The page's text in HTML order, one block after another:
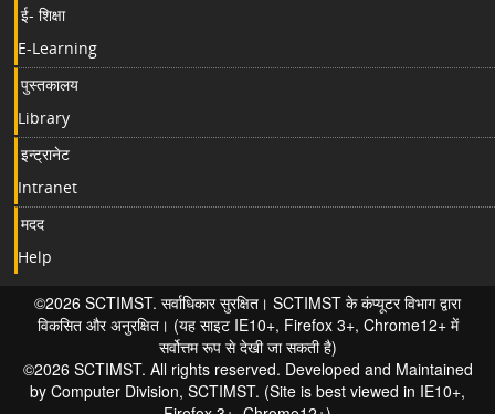
ई- शिक्षा
E-Learning
पुस्तकालय
Library
इन्ट्रानेट
Intranet
मदद
Help
©2026 SCTIMST. सर्वाधिकार सुरक्षित। SCTIMST के कंप्यूटर विभाग द्वारा
विकसित और अनुरक्षित। (यह साइट IE10+, Firefox 3+, Chrome12+ में
सर्वोत्तम रूप से देखी जा सकती है)
©2026 SCTIMST. All rights reserved. Developed and Maintained
by Computer Division, SCTIMST. (Site is best viewed in IE10+,